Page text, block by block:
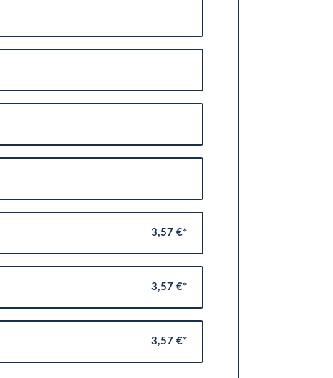
3,57 €*
3,57 €*
3,57 €*